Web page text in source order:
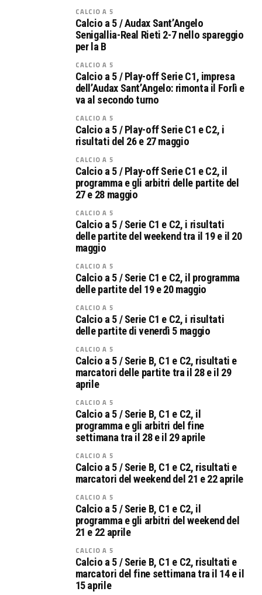
CALCIO A 5
Calcio a 5 / Audax Sant’Angelo
Senigallia-Real Rieti 2-7 nello spareggio
per la B
CALCIO A 5
Calcio a 5 / Play-off Serie C1, impresa
dell’Audax Sant’Angelo: rimonta il Forlì e
va al secondo turno
CALCIO A 5
Calcio a 5 / Play-off Serie C1 e C2, i
risultati del 26 e 27 maggio
CALCIO A 5
Calcio a 5 / Play-off Serie C1 e C2, il
programma e gli arbitri delle partite del
27 e 28 maggio
CALCIO A 5
Calcio a 5 / Serie C1 e C2, i risultati
delle partite del weekend tra il 19 e il 20
maggio
CALCIO A 5
Calcio a 5 / Serie C1 e C2, il programma
delle partite del 19 e 20 maggio
CALCIO A 5
Calcio a 5 / Serie C1 e C2, i risultati
delle partite di venerdì 5 maggio
CALCIO A 5
Calcio a 5 / Serie B, C1 e C2, risultati e
marcatori delle partite tra il 28 e il 29
aprile
CALCIO A 5
Calcio a 5 / Serie B, C1 e C2, il
programma e gli arbitri del fine
settimana tra il 28 e il 29 aprile
CALCIO A 5
Calcio a 5 / Serie B, C1 e C2, risultati e
marcatori del weekend del 21 e 22 aprile
CALCIO A 5
Calcio a 5 / Serie B, C1 e C2, il
programma e gli arbitri del weekend del
21 e 22 aprile
CALCIO A 5
Calcio a 5 / Serie B, C1 e C2, risultati e
marcatori del fine settimana tra il 14 e il
15 aprile